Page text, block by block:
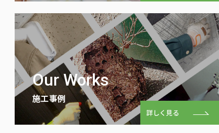
Our Works
施⼯事例
詳しく見る